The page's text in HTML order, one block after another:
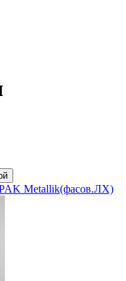
Metallik(фасов.ЛХ)